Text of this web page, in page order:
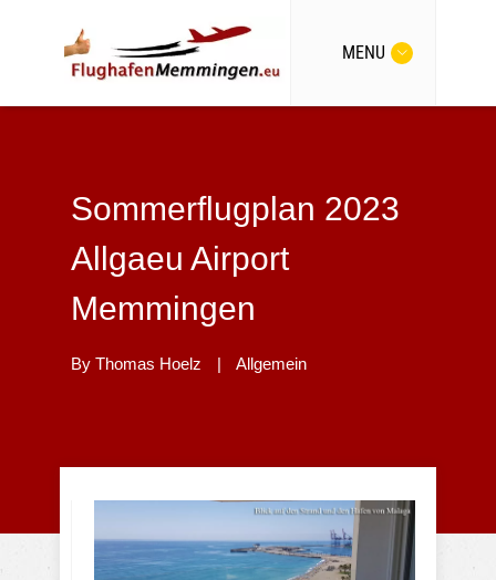
MENU
Sommerflugplan 2023
Allgaeu Airport
Memmingen
By Thomas Hoelz | Allgemein